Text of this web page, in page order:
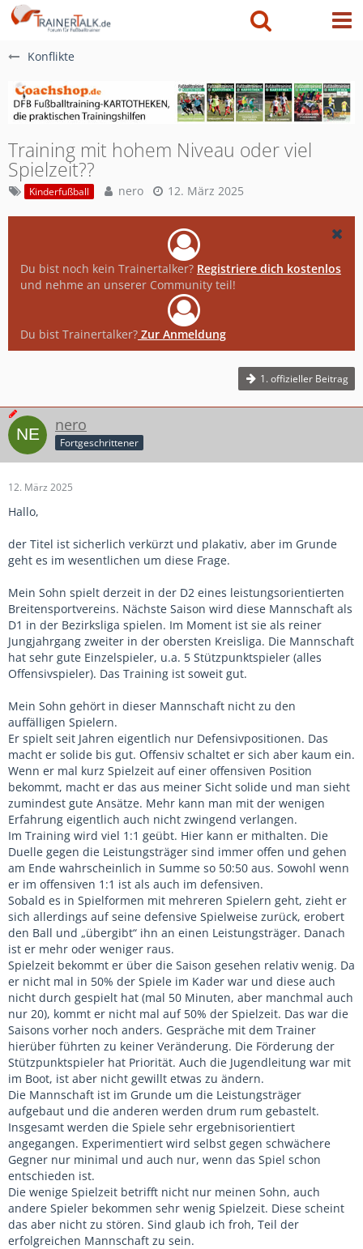
Konflikte
Training mit hohem Niveau oder viel
Spielzeit??
Kinderfußball nero 12. März 2025
Du bist noch kein Trainertalker? Registriere dich kostenlos
und nehme an unserer Community teil!
Du bist Trainertalker? Zur Anmeldung
1. offizieller Beitrag
nero
Fortgeschrittener
12. März 2025
Hallo,
der Titel ist sicherlich verkürzt und plakativ, aber im Grunde
geht es im wesentlichen um diese Frage.
Mein Sohn spielt derzeit in der D2 eines leistungsorientierten
Breitensportvereins. Nächste Saison wird diese Mannschaft als
D1 in der Bezirksliga spielen. Im Moment ist sie als reiner
Jungjahrgang zweiter in der obersten Kreisliga. Die Mannschaft
hat sehr gute Einzelspieler, u.a. 5 Stützpunktspieler (alles
Offensivspieler). Das Training ist soweit gut.
Mein Sohn gehört in dieser Mannschaft nicht zu den
auffälligen Spielern.
Er spielt seit Jahren eigentlich nur Defensivpositionen. Das
macht er solide bis gut. Offensiv schaltet er sich aber kaum ein.
Wenn er mal kurz Spielzeit auf einer offensiven Position
bekommt, macht er das aus meiner Sicht solide und man sieht
zumindest gute Ansätze. Mehr kann man mit der wenigen
Erfahrung eigentlich auch nicht zwingend verlangen.
Im Training wird viel 1:1 geübt. Hier kann er mithalten. Die
Duelle gegen die Leistungsträger sind immer offen und gehen
am Ende wahrscheinlich in Summe so 50:50 aus. Sowohl wenn
er im offensiven 1:1 ist als auch im defensiven.
Sobald es in Spielformen mit mehreren Spielern geht, zieht er
sich allerdings auf seine defensive Spielweise zurück, erobert
den Ball und „übergibt“ ihn an einen Leistungsträger. Danach
ist er mehr oder weniger raus.
Spielzeit bekommt er über die Saison gesehen relativ wenig. Da
er nicht mal in 50% der Spiele im Kader war und diese auch
nicht durch gespielt hat (mal 50 Minuten, aber manchmal auch
nur 20), kommt er nicht mal auf 50% der Spielzeit. Das war die
Saisons vorher noch anders. Gespräche mit dem Trainer
hierüber führten zu keiner Veränderung. Die Förderung der
Stützpunktspieler hat Priorität. Auch die Jugendleitung war mit
im Boot, ist aber nicht gewillt etwas zu ändern.
Die Mannschaft ist im Grunde um die Leistungsträger
aufgebaut und die anderen werden drum rum gebastelt.
Insgesamt werden die Spiele sehr ergebnisorientiert
angegangen. Experimentiert wird selbst gegen schwächere
Gegner nur minimal und auch nur, wenn das Spiel schon
entschieden ist.
Die wenige Spielzeit betrifft nicht nur meinen Sohn, auch
andere Spieler bekommen sehr wenig Spielzeit. Diese scheint
das aber nicht zu stören. Sind glaub ich froh, Teil der
erfolgreichen Mannschaft zu sein.